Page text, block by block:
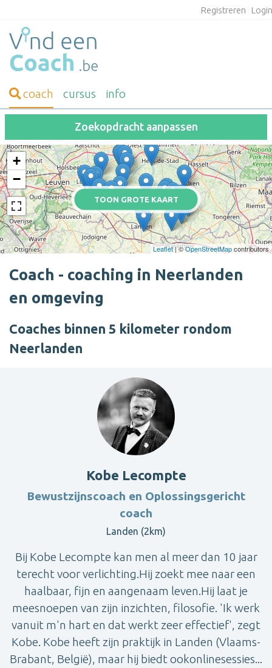
Registreren
coach cursus info
Zoekopdracht aanpassen
TOON GROTE KAART
+
−
Leaflet| ©OpenStreetMapcontributors
Coach - coaching in Neerlanden
en omgeving
Coaches binnen 5 kilometer rondom
Neerlanden
Kobe Lecompte
Bewustzijnscoach en Oplossingsgericht
coach
Landen (2km)
Bij Kobe Lecompte kan men al meer dan 10 jaar
terecht voor verlichting.Hij zoekt mee naar een
haalbaar, fijn en aangenaam leven.Hij laat je
meesnoepen van zijn inzichten, filosofie. 'Ik werk
vanuit m'n hart en dat werkt zeer effectief', zegt
Kobe. Kobe heeft zijn praktijk in Landen (Vlaams-
Brabant, België), maar hij biedt ookonlinesessies...